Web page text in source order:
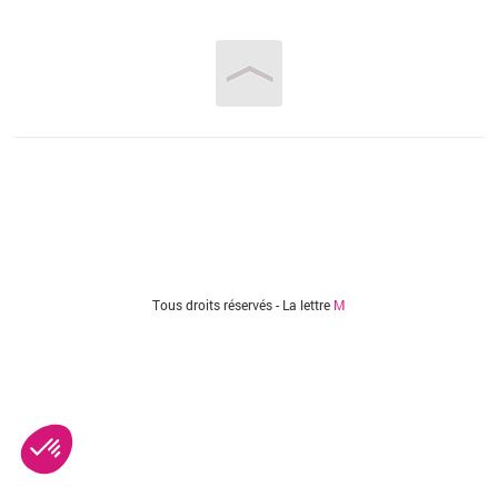
Tous droits réservés - La lettre M